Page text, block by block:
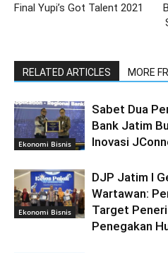
Final Yupi’s Got Talent 2021
RELATED ARTICLES MORE
Ekonomi Bisnis
Sabet Dua
Bank Jatim
Inovasi
Ekonomi Bisnis
DJP Jatim I
Wartawan:
Target
Penegakan